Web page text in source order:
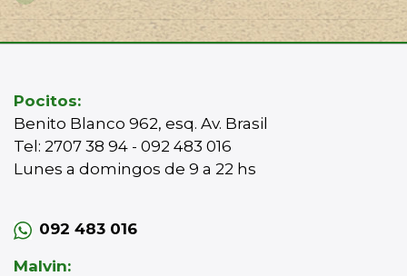
Pocitos:
Benito Blanco 962, esq. Av. Brasil
Tel: 2707 38 94 - 092 483 016
Lunes a domingos de 9 a 22 hs
092 483 016
Malvin: